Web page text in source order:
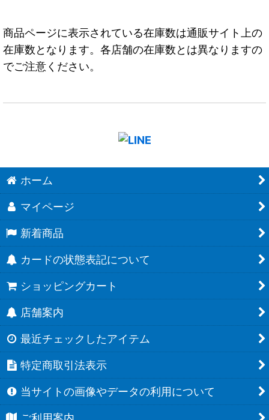
商品ページに表示されている在庫数は通販サイト上の
在庫数となります。各店舗の在庫数とは異なりますの
でご注意ください。
ホーム
マイページ
新着商品
カードの状態表記について
ショッピングカート
店舗案内
最近チェックしたアイテム
特定商取引法表示
当サイトの画像やデータの利用について